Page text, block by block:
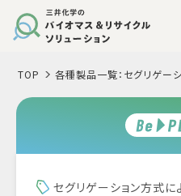
TOP 各種製品一覧：セグリゲー
セグリゲーション方式